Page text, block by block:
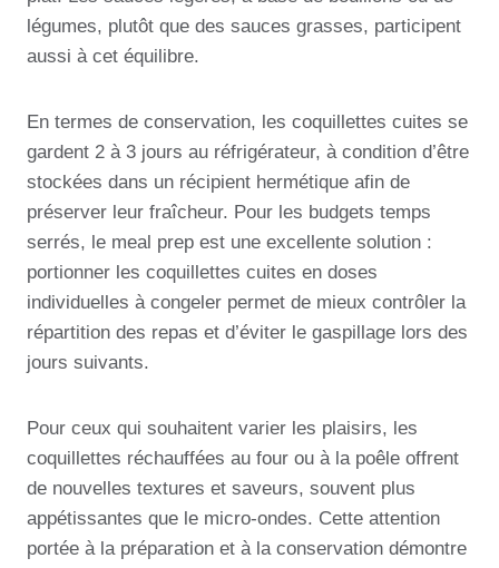
légumes, plutôt que des sauces grasses, participent
aussi à cet équilibre.
En termes de conservation, les coquillettes cuites se
gardent 2 à 3 jours au réfrigérateur, à condition d’être
stockées dans un récipient hermétique afin de
préserver leur fraîcheur. Pour les budgets temps
serrés, le meal prep est une excellente solution :
portionner les coquillettes cuites en doses
individuelles à congeler permet de mieux contrôler la
répartition des repas et d’éviter le gaspillage lors des
jours suivants.
Pour ceux qui souhaitent varier les plaisirs, les
coquillettes réchauffées au four ou à la poêle offrent
de nouvelles textures et saveurs, souvent plus
appétissantes que le micro-ondes. Cette attention
portée à la préparation et à la conservation démontre